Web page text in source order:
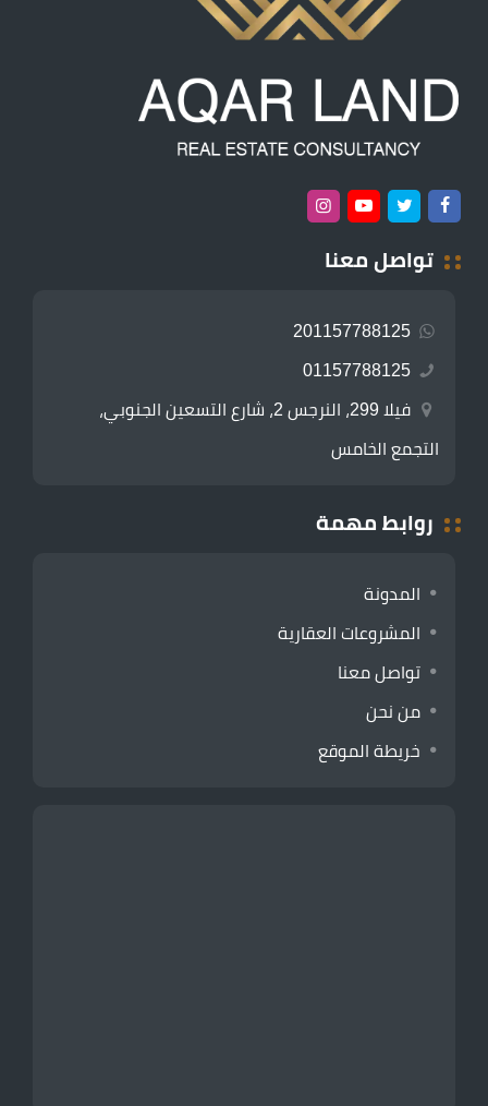
تواصل معنا
201157788125
01157788125
فيلا 299، النرجس 2، شارع التسعين الجنوبي،
التجمع الخامس
روابط مهمة
المدونة
المشروعات العقارية
تواصل معنا
من نحن
خريطة الموقع